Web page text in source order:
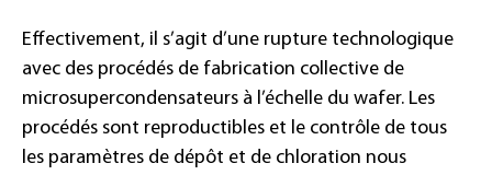
Effectivement, il s’agit d’une rupture technologique
avec des procédés de fabrication collective de
microsupercondensateurs à l’échelle du wafer. Les
procédés sont reproductibles et le contrôle de tous
les paramètres de dépôt et de chloration nous